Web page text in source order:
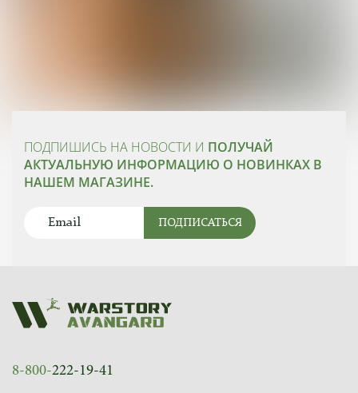
ПОДПИШИСЬ НА НОВОСТИ И ПОЛУЧАЙ
АКТУАЛЬНУЮ ИНФОРМАЦИЮ О НОВИНКАХ В
НАШЕМ МАГАЗИНЕ.
ПОДПИСАТЬСЯ
8-800-222-19-41